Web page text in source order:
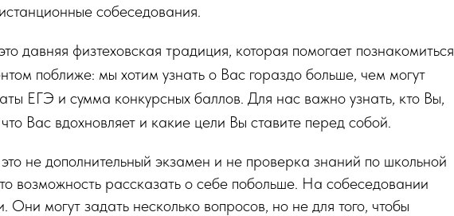
собеседования.
давняя физтеховская традиция, которая помогает познакомиться
поближе: мы хотим узнать о Вас гораздо больше, чем могут
ЕГЭ и сумма конкурсных баллов. Для нас важно узнать, кто Вы,
Вас вдохновляет и какие цели Вы ставите перед собой.
не дополнительный экзамен и не проверка знаний по школьной
возможность рассказать о себе побольше. На собеседовании
Они могут задать несколько вопросов, но не для того, чтобы